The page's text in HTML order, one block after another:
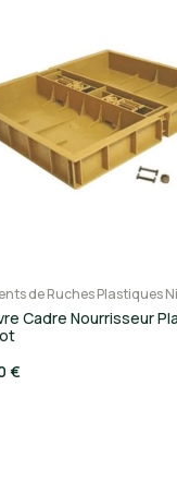
de Ruches Plastiques
Cadre Nourrisseur
€